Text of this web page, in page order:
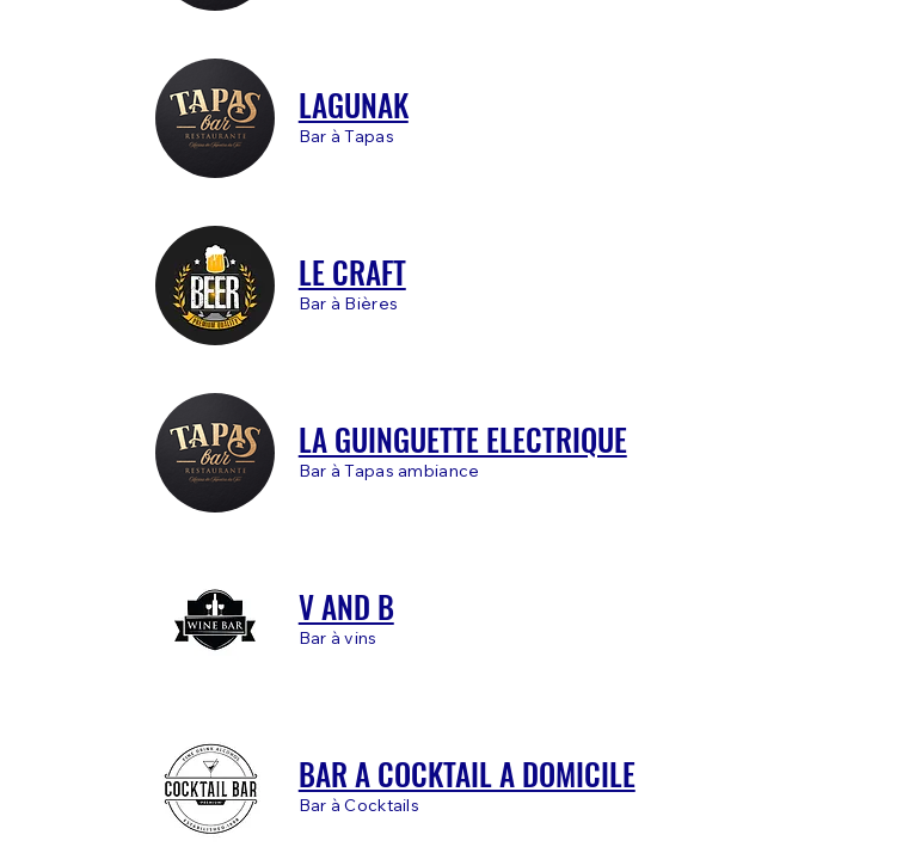
LAGUNAK
Bar à Tapas
LE CRAFT
Bar à Bières
LA GUINGUETTE ELECTRIQUE
Bar à Tapas ambiance
V AND B
Bar à vins
BAR A COCKTAIL A DOMICILE
Bar à Cocktails